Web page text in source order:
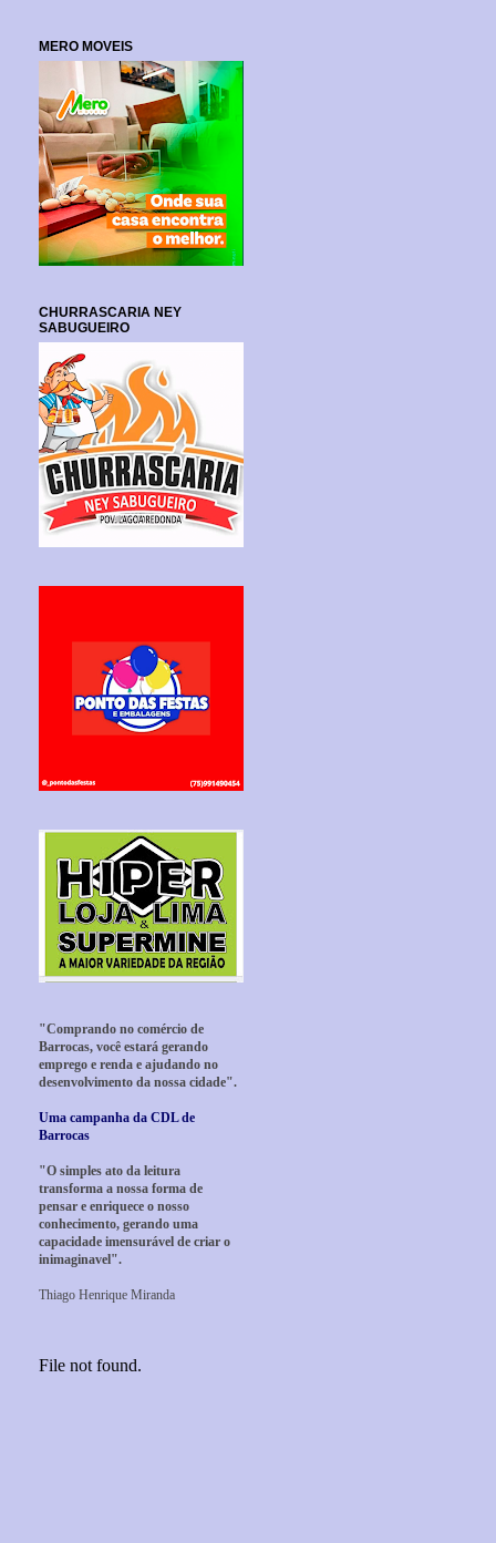
MERO MOVEIS
CHURRASCARIA NEY
SABUGUEIRO
"Comprando no comércio de
Barrocas, você estará gerando
emprego e renda e ajudando no
desenvolvimento da nossa cidade".
Uma campanha da CDL de
Barrocas
"O simples ato da leitura
transforma a nossa forma de
pensar e enriquece o nosso
conhecimento, gerando uma
capacidade imensurável de criar o
inimaginavel".
Thiago Henrique Miranda